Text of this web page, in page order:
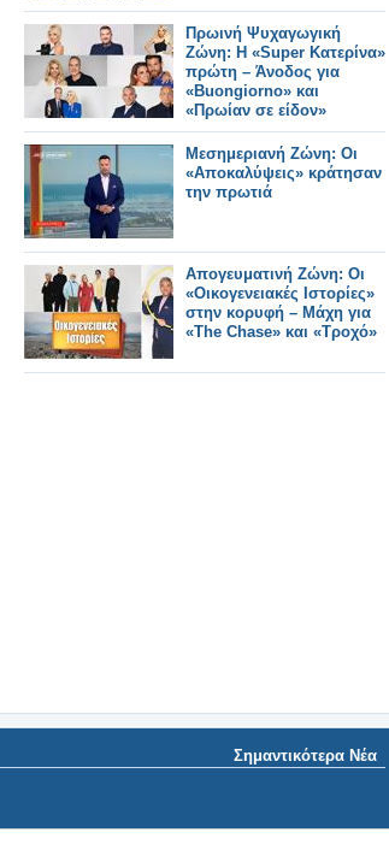
Πρωινή Ψυχαγωγική
Ζώνη: Η «Super Κατερίνα»
πρώτη – Άνοδος για
«Buongiorno» και
«Πρωίαν σε είδον»
Μεσημεριανή Ζώνη: Οι
«Αποκαλύψεις» κράτησαν
την πρωτιά
Απογευματινή Ζώνη: Οι
«Οικογενειακές Ιστορίες»
στην κορυφή – Μάχη για
«The Chase» και «Τροχό»
Σημαντικότερα Νέα